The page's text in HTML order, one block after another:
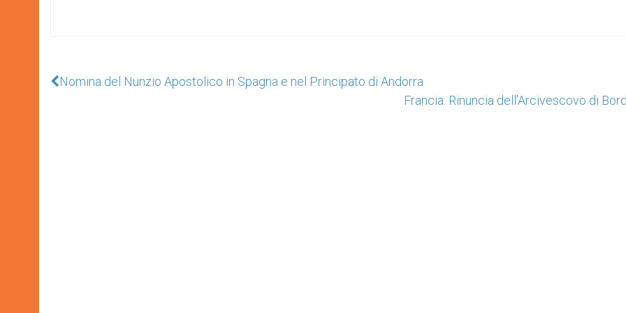
Nomina del Nunzio Apostolico in Spagna e nel Principato di Andorra
Francia: Rinuncia dell’Arcivescovo di